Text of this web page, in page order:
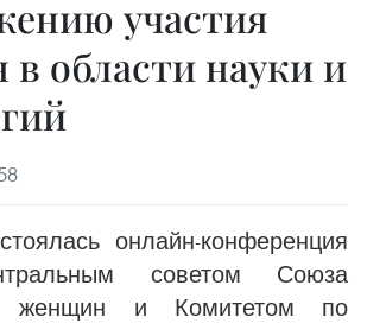
участия
области науки и
онлайн-конференция
советом Союза
женщин и Комитетом по